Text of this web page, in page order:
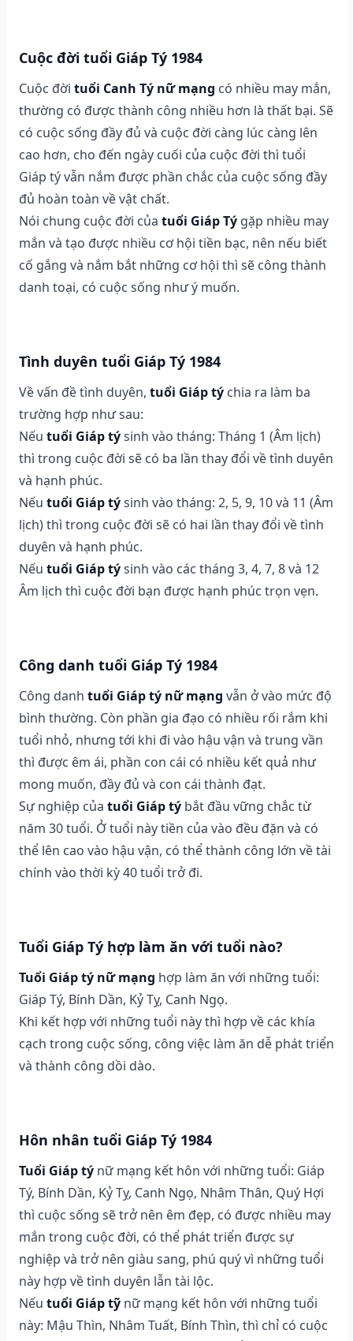
Cuộc đời tuổi Giáp Tý 1984
Cuộc đời tuổi Canh Tý nữ mạng có nhiều may mắn,
thường có được thành công nhiều hơn là thất bại. Sẽ
có cuộc sống đầy đủ và cuộc đời càng lúc càng lên
cao hơn, cho đến ngày cuối của cuộc đời thì tuổi
Giáp tý vẫn nắm được phần chắc của cuộc sống đầy
đủ hoàn toàn về vật chất.
Nói chung cuộc đời của tuổi Giáp Tý gặp nhiều may
mắn và tạo được nhiều cơ hội tiền bạc, nên nếu biết
cố gắng và nắm bắt những cơ hội thì sẽ công thành
danh toại, có cuộc sống như ý muốn.
Tình duyên tuổi Giáp Tý 1984
Về vấn đề tình duyên, tuổi Giáp tý chia ra làm ba
trường hợp như sau:
Nếu tuổi Giáp týsinh vào tháng: Tháng 1 (Âm lịch)
thì trong cuộc đời sẽ có ba lần thay đổi về tình duyên
và hạnh phúc.
Nếu tuổi Giáp týsinh vào tháng: 2, 5, 9, 10 và 11 (Âm
lịch) thì trong cuộc đời sẽ có hai lần thay đổi về tình
duyên và hạnh phúc.
Nếu tuổi Giáp týsinh vào các tháng 3, 4, 7, 8 và 12
Âm lịch thì cuộc đời bạn được hạnh phúc trọn vẹn.
Công danh tuổi Giáp Tý 1984
Công danh tuổi Giáp tý nữ mạng vẫn ở vào mức độ
bình thường. Còn phần gia đạo có nhiều rối rắm khi
tuổi nhỏ, nhưng tới khi đi vào hậu vận và trung vần
thì được êm ái, phần con cái có nhiều kết quả như
mong muốn, đầy đủ và con cái thành đạt.
Sự nghiệp của tuổi Giáp tý bắt đầu vững chắc từ
năm 30 tuổi. Ở tuổi này tiền của vào đều đặn và có
thể lên cao vào hậu vận, có thể thành công lớn về tài
chính vào thời kỳ 40 tuổi trở đi.
Tuổi Giáp Tý hợp làm ăn với tuổi nào?
Tuổi Giáp tý nữ mạng hợp làm ăn với những tuổi:
Giáp Tý, Bính Dần, Kỷ Tỵ, Canh Ngọ.
Khi kết hợp với những tuổi này thì hợp về các khía
cạch trong cuộc sống, công việc làm ăn dễ phát triển
và thành công dồi dào.
Hôn nhân tuổi Giáp Tý 1984
Tuổi Giáp tý nữ mạng kết hôn với những tuổi: Giáp
Tý, Bính Dần, Kỷ Tỵ, Canh Ngọ, Nhâm Thân, Quý Hợi
thì cuộc sống sẽ trở nên êm đẹp, có được nhiều may
mắn trong cuộc đời, có thể phát triển được sự
nghiệp và trở nên giàu sang, phú quý vì những tuổi
này hợp về tình duyên lẫn tài lộc.
Nếu tuổi Giáp tỹ nữ mạng kết hôn với những tuổi
này: Mậu Thìn, Nhâm Tuất, Bính Thìn, thì chỉ có cuộc